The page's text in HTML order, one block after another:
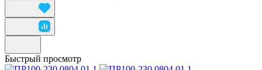
Быстрый просмотр